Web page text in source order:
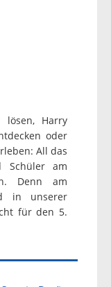
lösen, Harry
oder
All das
Schüler am
Denn am
in unserer
für den 5.